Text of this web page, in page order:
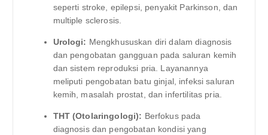
seperti stroke, epilepsi, penyakit Parkinson, dan
multiple sclerosis.
Urologi: Mengkhususkan diri dalam diagnosis
dan pengobatan gangguan pada saluran kemih
dan sistem reproduksi pria. Layanannya
meliputi pengobatan batu ginjal, infeksi saluran
kemih, masalah prostat, dan infertilitas pria.
THT (Otolaringologi): Berfokus pada
diagnosis dan pengobatan kondisi yang